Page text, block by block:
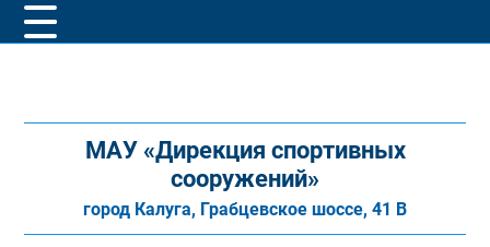
МАУ «Дирекция спортивных
сооружений»
город Калуга, Грабцевское шоссе, 41 В